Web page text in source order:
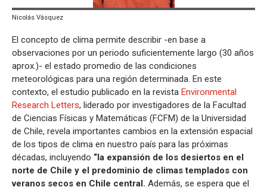
Nicolás Vásquez
El concepto de clima permite describir -en base a
observaciones por un periodo suficientemente largo (30 años
aprox.)- el estado promedio de las condiciones
meteorológicas para una región determinada. En este
contexto, el estudio publicado en la revista Environmental
Research Letters, liderado por investigadores de la Facultad
de Ciencias Físicas y Matemáticas (FCFM) de la Universidad
de Chile, revela importantes cambios en la extensión espacial
de los tipos de clima en nuestro país para las próximas
décadas, incluyendo “la expansión de los desiertos en el
norte de Chile y el predominio de climas templados con
veranos secos en Chile central. Además, se espera que el